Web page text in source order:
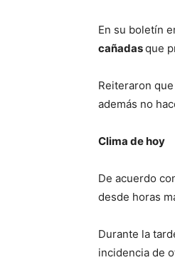
En su boletín
cañadasque
Reiteraron
además no
Clima de hoy
De acuerdo
desde horas
Durante la
incidencia de